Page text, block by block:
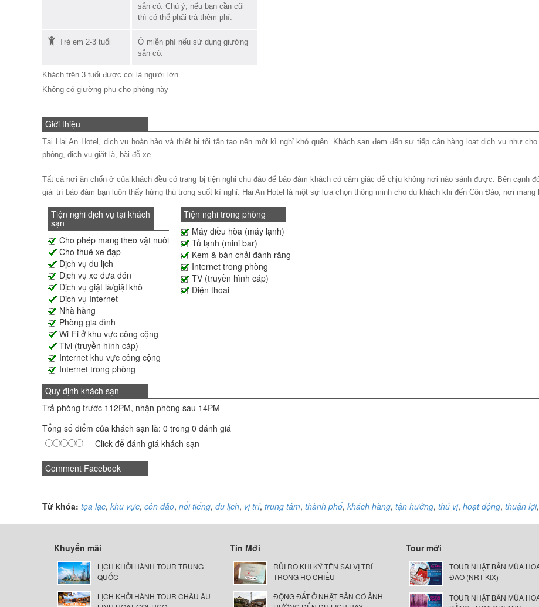
sẵn có. Chú ý, nếu bạn cần cũi
thì có thể phải trả thêm phí.
Trẻ em 2-3 tuổi
Ở miễn phí nếu sử dụng giường
sẵn có.
Khách trên 3 tuổi được coi là người lớn.
Không có giường phụ cho phòng này
Giới thiệu
Tại Hai An Hotel, dịch vụ hoàn hảo và thiết bị tối tân tạo nên một kì nghỉ khó quên. Khách sạn đem đến sự tiếp cận hàng loạt dịch vụ như
phòng, dịch vụ giặt là, bãi đỗ xe.
Tất cả nơi ăn chốn ở của khách đều có trang bị tiện nghi chu đáo để bảo đảm khách có cảm giác dễ chịu không nơi nào sánh được. Bên cạnh
giải trí bảo đảm bạn luôn thấy hứng thú trong suốt kì nghỉ. Hai An Hotel là một sự lựa chọn thông minh cho du khách khi đến Côn Đảo, nơi
Tiện nghi dịch vụ tại khách
sạn
Cho phép mang theo vật nuôi
Cho thuê xe đạp
Dịch vụ du lịch
Dịch vụ xe đưa đón
Dịch vụ giặt là/giặt khô
Dịch vụ Internet
Nhà hàng
Phòng gia đình
Wi-Fi ở khu vực công cộng
Tivi (truyền hình cáp)
Internet khu vực công cộng
Internet trong phòng
Tiện nghi trong phòng
Máy điều hòa (máy lạnh)
Tủ lạnh (mini bar)
Kem & bàn chải đánh răng
Internet trong phòng
TV (truyền hình cáp)
Điện thoai
Quy định khách sạn
Trả phòng trước 112PM, nhận phòng sau 14PM
Tổng số điểm của khách sạn là: 0 trong 0 đánh giá
Click để đánh giá khách sạn
Comment Facebook
Từ khóa: tọa lạc, khu vực, côn đảo, nổi tiếng, du lịch, vị trí, trung tâm, thành phố, khách hàng, tận hưởng, thú vị, hoạt động, thuận lợi,
Khuyến mãi
LỊCH KHỞI HÀNH TOUR TRUNG
QUỐC
LỊCH KHỞI HÀNH TOUR CHÂU ÂU
Tin Mới
RỦI RO KHI KÝ TÊN SAI VỊ TRÍ
TRONG HỘ CHIẾU
ĐỘNG ĐẤT Ở NHẬT BẢN CÓ ẢNH
Tour mới
TOUR NHẬT BẢN MÙA
ĐÀO (NRT-KIX)
TOUR NHẬT BẢN MÙA